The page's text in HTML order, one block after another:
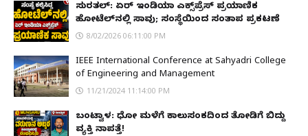
ಸುರತ್ಕಲ್: ಏರ್ ಇಂಡಿಯಾ ಎಕ್ಸ್‌ಪ್ರೆಸ್ ಪ್ರಯಾಣಿಕ
ಹೋಟೆಲ್‌ನಲ್ಲಿ ಸಾವು; ಸಂಸ್ಥೆಯಿಂದ ಸಂತಾಪ ಪ್ರಕಟಣೆ
8/02/2026 06:11:00 PM
IEEE International Conference at Sahyadri College
of Engineering and Management
11/21/2024 11:14:00 PM
ಬಂಟ್ವಾಳ: ಧೋ ಮಳೆಗೆ ಕಾಲುಸಂಕದಿಂದ ತೋಡಿಗೆ ಬಿದ್ದು
ವ್ಯಕ್ತಿ ನಾಪತ್ತೆ!